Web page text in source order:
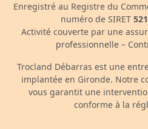
Enregistré au Registre du
numéro de SIRET
Activité couverte par une
professionnelle –
Trocland Débarras est une
implantée en Gironde. Notre
vous garantit une
conforme à la